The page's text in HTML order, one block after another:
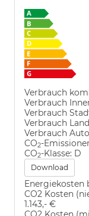
Verbrauch
Verbrauch
Verbrauch
Verbrauch
Verbrauch
CO2-
CO2-Klasse: D
Download
Energiekosten
CO2 Kosten
1.143,- €